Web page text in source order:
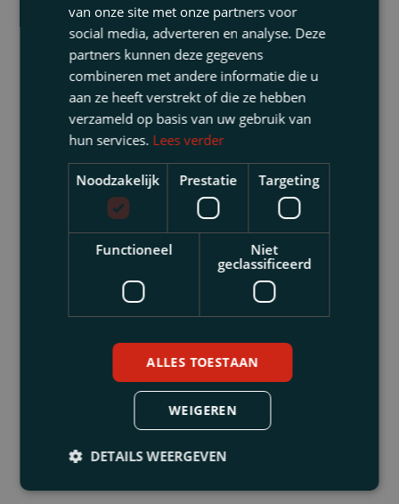
NOW-desk
van onze site met onze partners voor
social media, adverteren en analyse. Deze
partners kunnen deze gegevens
combineren met andere informatie die u
aan ze heeft verstrekt of die ze hebben
verzameld op basis van uw gebruik van
hun services. Lees verder
Noodzakelijk Prestatie Targeting
Functioneel
Niet
geclassificeerd
ALLES TOESTAAN
WEIGEREN
DETAILS WEERGEVEN